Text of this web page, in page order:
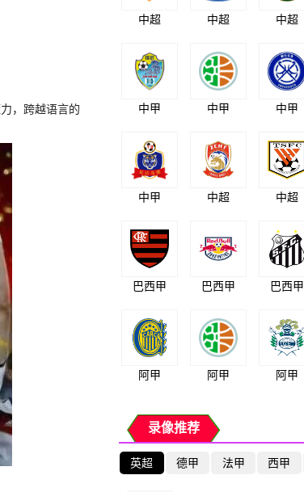
，跨越语言的
中超 中超 中超
中甲 中甲 中甲
中甲 中超 中超
巴西甲 巴西甲 巴西甲
阿甲 阿甲 阿甲
录像推荐
英超 德甲 法甲 西甲